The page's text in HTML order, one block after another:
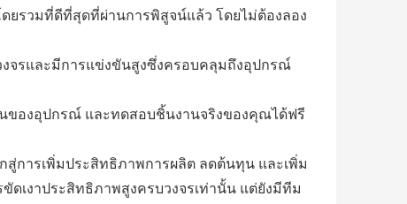
รวมที่ดีที่สุดที่ผ่านการพิสูจน์แล้ว โดยไม่ต้องลอง
งจรและมีการแข่งขันสูงซึ่งครอบคลุมถึงอุปกรณ์
นของอุปกรณ์ และทดสอบชิ้นงานจริงของคุณได้ฟรี
สู่การเพิ่มประสิทธิภาพการผลิต ลดต้นทุน และเพิ่ม
ดเงาประสิทธิภาพสูงครบวงจรเท่านั้น แต่ยังมีทีม